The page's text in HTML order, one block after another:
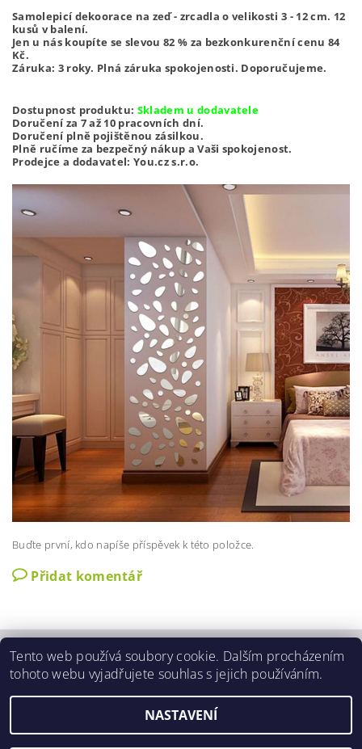
Samolepicí dekoorace na zeď - zrcadla o velikosti 3 - 12 cm. 12
kusů v balení.
Jen u nás koupíte se slevou 82 % za bezkonkurenční cenu 84
Kč.
Záruka: 3 roky. Plná záruka spokojenosti. Doporučujeme.
Dostupnost produktu: Skladem u dodavatele
Doručení za 7 až 10 pracovních dní.
Doručení plně pojištěnou zásilkou.
Plně ručíme za bezpečný nákup a Vaši spokojenost.
Prodejce a dodavatel: You.cz s.r.o.
Buďte první, kdo napíše příspěvek k této položce.
Přidat komentář
Zobrazit akční slevy | O nás | Kontakty | Obchodní podmínky
GDPR podmínky | Aktuální nabídka slev
2026 ©3SLEVY.CZ, všechna práva vyhrazena
Tento web používá soubory cookie. Dalším procházením
tohoto webu vyjadřujete souhlas s jejich používáním.
NASTAVENÍ